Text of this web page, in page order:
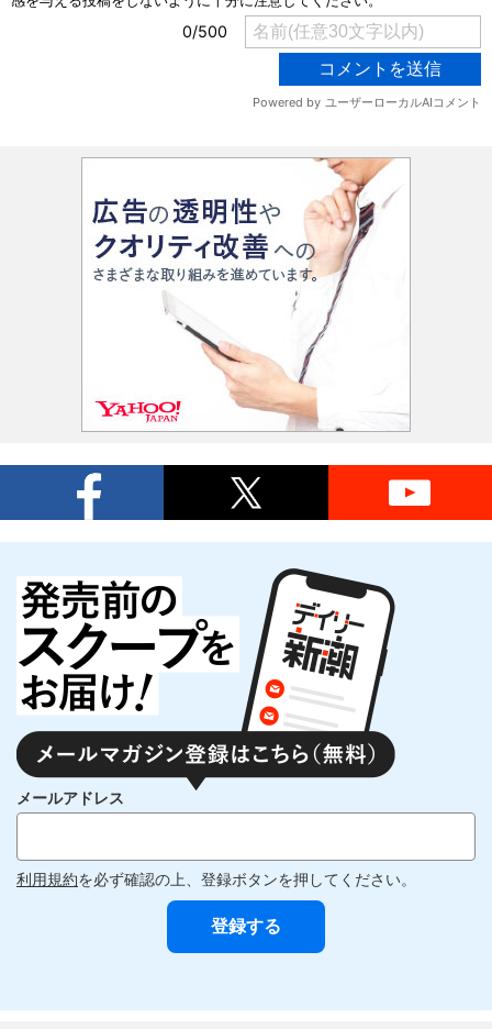
メールアドレス
利用規約を必ず確認の上、登録ボタンを押してください。